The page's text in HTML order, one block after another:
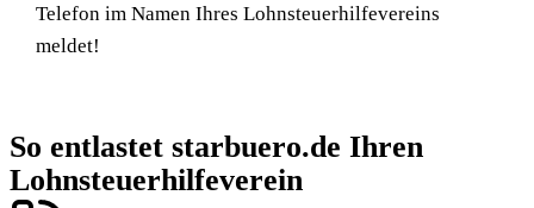
Telefon im Namen Ihres Lohnsteuerhilfevereins
meldet!
So entlastet starbuero.de Ihren
Lohnsteuerhilfeverein